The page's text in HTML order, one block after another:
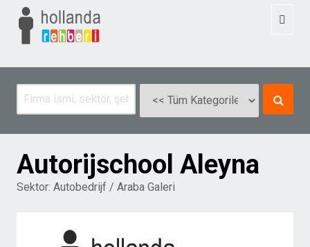
Autorijschool Aleyna
Sektor: Autobedrijf / Araba Galeri